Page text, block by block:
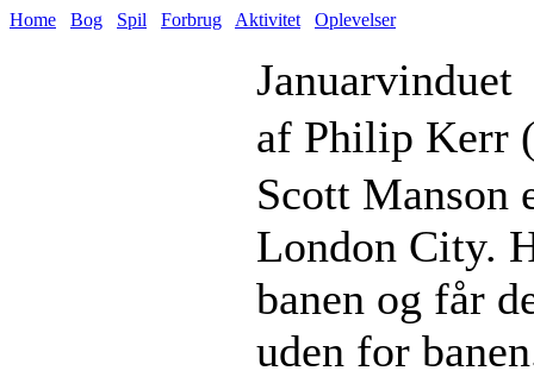
Home Bog Spil Forbrug Aktivitet Oplevelser
Januarvinduet
af Philip Kerr
Scott Manson
London City.
banen og får
uden for